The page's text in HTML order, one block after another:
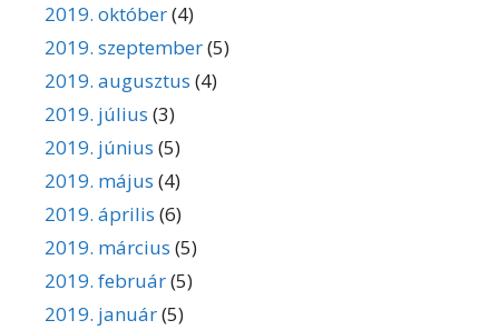
2019. október(4)
2019. szeptember(5)
2019. augusztus (4)
2019. július (3)
2019. június (5)
2019. május (4)
2019. április (6)
2019. március (5)
2019. február(5)
2019. január(5)